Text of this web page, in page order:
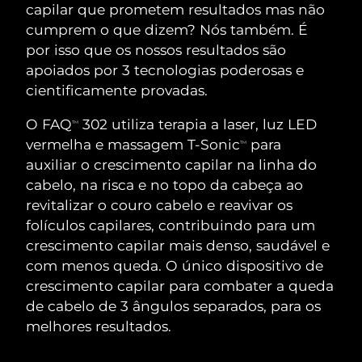
capilar que prometem resultados mas não
cumprem o que dizem? Nós também. É
por isso que os nossos resultados são
apoiados por 3 tecnologias poderosas e
cientificamente provadas.
O FAQTM
302 utiliza terapia a laser, luz LED
vermelha e massagem T-SonicTM
para
auxiliar o crescimento capilar na linha do
cabelo, na risca e no topo da cabeça ao
revitalizar o couro cabelo e reavivar os
folículos capilares, contribuindo para um
crescimento capilar mais denso, saudável e
com menos queda. O único dispositivo de
crescimento capilar para combater a queda
de cabelo de 3 ângulos separados, para os
melhores resultados.
Limpeza facial
LUNA™ 4 kit
Anti-aging massage
LUNA™ 4 Plus
Massage, LED heating
LUNA™ 4 Men
For men, anti-aging massage
Lifting facial
BEAR™ 2 kit
Microcurrent toning
BEAR™ 2 go
Microcurrent toning on-the-go
BEAR™ 2 eyes & lips
Microcurrent line smoothing device
Hidratação
UFO™ 3 kit
Deep facial hydration
UFO™ 3 LED
Near-infrared and red light therapy
device
Cuidado oral
issa™ 4
Hybrid silicone sonic toothbrush
issa™ 4 plus
Smart hybrid silicone sonic toothbrush
TRATAMENTO ANTIENVELHECIMENTO
FAQ™
NEW
Áustria Entrega prevista10/08/2026
Barein Entrega prevista
Bermudas Entrega prevista16/08/2026
Bósnia e
Herzegovina
Entrega prevista13/08/2026
Brunei Entrega prevista15/08/2026
Bulgária Entrega prevista 10/08/2026
Canadá Entrega prevista14/08/2026